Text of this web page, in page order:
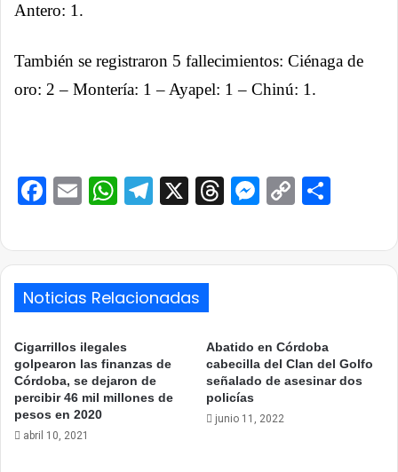
Antero: 1.
También se registraron 5 fallecimientos: Ciénaga de
oro: 2 – Montería: 1 – Ayapel: 1 – Chinú: 1.
Facebook
EmailWhatsApp
Telegram
X ThreadsCopy
Noticias Relacionadas
Cigarrillos ilegales
golpearon las finanzas de
Córdoba, se dejaron de
percibir 46 mil millones de
pesos en 2020
abril 10, 2021
Abatido en Córdoba
cabecilla del Clan del Golfo
señalado de asesinar dos
policías
junio 11, 2022